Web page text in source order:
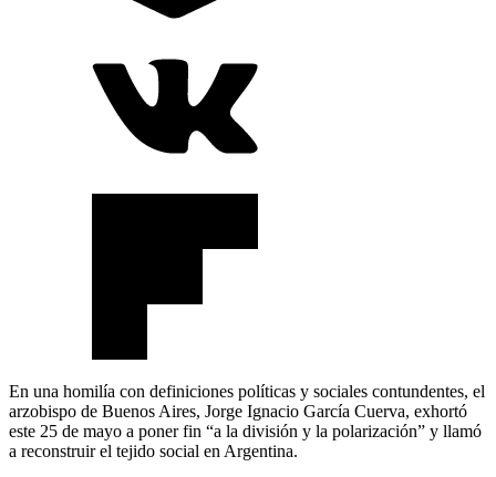
En una homilía con definiciones políticas y sociales contundentes, el
arzobispo de Buenos Aires, Jorge Ignacio García Cuerva, exhortó
este 25 de mayo a poner fin “a la división y la polarización” y llamó
a reconstruir el tejido social en Argentina.